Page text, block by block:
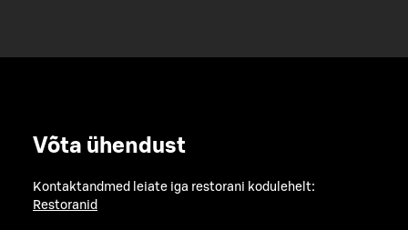
Võta ühendust
Kontaktandmed leiate iga restorani kodulehelt:
Restoranid